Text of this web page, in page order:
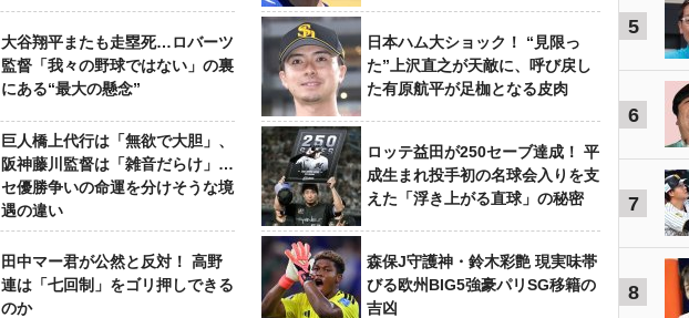
大谷翔平またも走塁死…ロバーツ
監督「我々の野球ではない」の裏
にある“最大の懸念”
日本ハム大ショック！ “見限っ
た”上沢直之が天敵に、呼び戻し
た有原航平が足枷となる皮肉
巨人橋上代行は「無欲で大胆」、
阪神藤川監督は「雑音だらけ」…
セ優勝争いの命運を分けそうな境
遇の違い
ロッテ益田が250セーブ達成！ 平
成生まれ投手初の名球会入りを支
えた「浮き上がる直球」の秘密
田中マー君が公然と反対！ 高野
連は「七回制」をゴリ押しできる
のか
森保J守護神・鈴木彩艶 現実味帯
びる欧州BIG5強豪パリSG移籍の
吉凶
5
6
7
8